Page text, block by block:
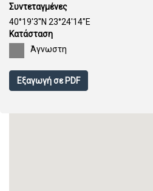
Συντεταγμένες
40°19'3''N 23°24'14''E
Κατάσταση
Άγνωστη
Εξαγωγή σε PDF